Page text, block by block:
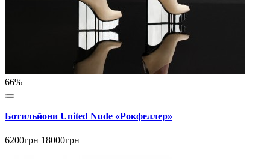
66%
Ботильйони United Nude «Рокфеллер»
6200грн 18000грн